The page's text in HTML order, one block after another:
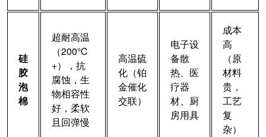
硅
胶
泡
棉
超耐高温
（200℃
+），抗
腐蚀，生
物相容性
好，柔软
且回弹慢
高温硫
化（铂
金催化
交联）
电子设
备散
热、医
疗器
材、厨
房用具
成本
高
（原
材料
贵，
工艺
复
杂）